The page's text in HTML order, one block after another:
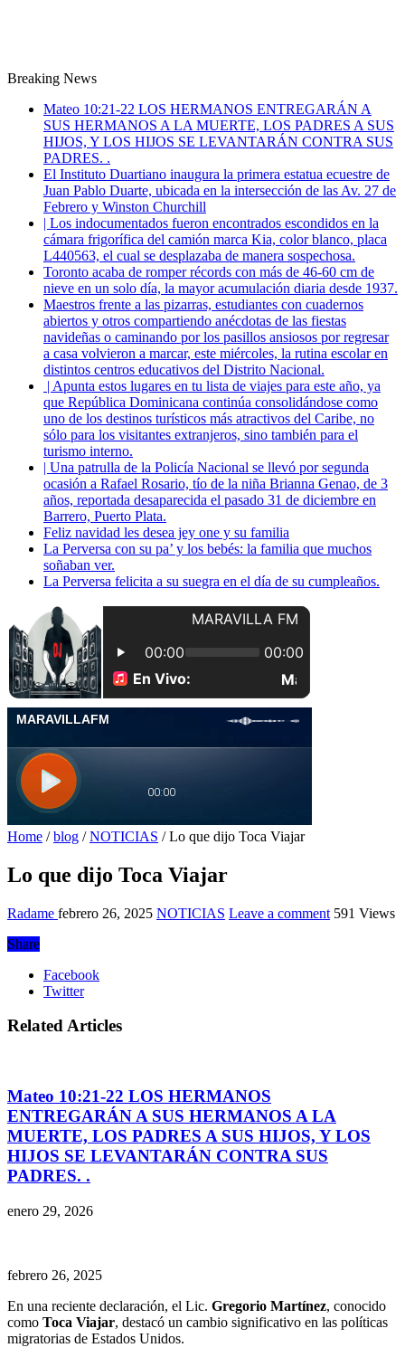
Breaking News
Mateo 10:21-22 LOS HERMANOS ENTREGARÁN A
SUS HERMANOS A LA MUERTE, LOS PADRES A SUS
HIJOS, Y LOS HIJOS SE LEVANTARÁN CONTRA SUS
PADRES. .
El Instituto Duartiano inaugura la primera estatua ecuestre de
Juan Pablo Duarte, ubicada en la intersección de las Av. 27 de
Febrero y Winston Churchill
| Los indocumentados fueron encontrados escondidos en la
cámara frigorífica del camión marca Kia, color blanco, placa
L440563, el cual se desplazaba de manera sospechosa.
Toronto acaba de romper récords con más de 46-60 cm de
nieve en un solo día, la mayor acumulación diaria desde 1937.
Maestros frente a las pizarras, estudiantes con cuadernos
abiertos y otros compartiendo anécdotas de las fiestas
navideñas o caminando por los pasillos ansiosos por regresar
a casa volvieron a marcar, este miércoles, la rutina escolar en
distintos centros educativos del Distrito Nacional.
| Apunta estos lugares en tu lista de viajes para este año, ya
que República Dominicana continúa consolidándose como
uno de los destinos turísticos más atractivos del Caribe, no
sólo para los visitantes extranjeros, sino también para el
turismo interno.
| Una patrulla de la Policía Nacional se llevó por segunda
ocasión a Rafael Rosario, tío de la niña Brianna Genao, de 3
años, reportada desaparecida el pasado 31 de diciembre en
Barrero, Puerto Plata.
Feliz navidad les desea jey one y su familia
La Perversa con su pa’ y los bebés: la familia que muchos
soñaban ver.
La Perversa felicita a su suegra en el día de su cumpleaños.
Home / blog / NOTICIAS / Lo que dijo Toca Viajar
Lo que dijo Toca Viajar
Radame febrero 26, 2025 NOTICIAS Leave a comment 591 Views
Share
Facebook
Twitter
Related Articles
Mateo 10:21-22 LOS HERMANOS
ENTREGARÁN A SUS HERMANOS A LA
MUERTE, LOS PADRES A SUS HIJOS, Y LOS
HIJOS SE LEVANTARÁN CONTRA SUS
PADRES. .
enero 29, 2026
febrero 26, 2025
En una reciente declaración, el Lic. Gregorio Martínez, conocido
como Toca Viajar, destacó un cambio significativo en las políticas
migratorias de Estados Unidos.